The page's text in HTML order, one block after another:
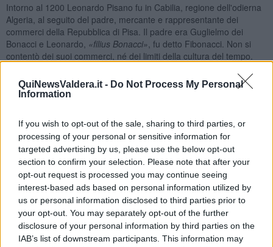
QuiNewsValdera.it - Do Not Process My Personal
Information
If you wish to opt-out of the sale, sharing to third parties, or
processing of your personal or sensitive information for
targeted advertising by us, please use the below opt-out
section to confirm your selection. Please note that after your
opt-out request is processed you may continue seeing
interest-based ads based on personal information utilized by
us or personal information disclosed to third parties prior to
your opt-out. You may separately opt-out of the further
disclosure of your personal information by third parties on the
IAB’s list of downstream participants. This information may
Intorno al 1200 Leonardo Pisano fu in Cabilia, regione dell'odierna
Algeria, al seguito del padre, mercante e rappresentante dei
commerci della Repubblica di Pisa. Il padre era Guglielmo dei
Bonacci e Leonardo, «filius Bonacci» , fu detto Fibonacci. Non si
contentò dei suoi commerci, né dei limiti della cultura del tempo.
matematico elaborati dalla scienza araba ed alessandrina, conobbe
l'algebra dello studioso ebreo spagnolo Abraham ibn 'Ezra. Studiò i
conoscenze e nel mondo dei numeri creò la successione che porta
il suo nome come il lungarno che, riconoscenti, i pisani gli hanno
dedicato. Era un genio e, per studiare la discendenza di una coppia
di prolifici conigli, si dilettò con la sua sequenza, in cui ogni numero
è la somma dei due che lo precedono: 1, 1, 2, 3, 5, 8, 13, 21, 34,
55, 89...Scoprì così, in quell'infinita serie di numeri, una nuova
progressiva complessità ed un fine: un rapporto tra loro che tende
al favoloso numero 1,61803... e si traduce nella sezione aurea,
presente in molte forme naturali, ad esempio nello sviluppo delle
spirali delle conchiglie. Si chiama anche proporzione divina forse